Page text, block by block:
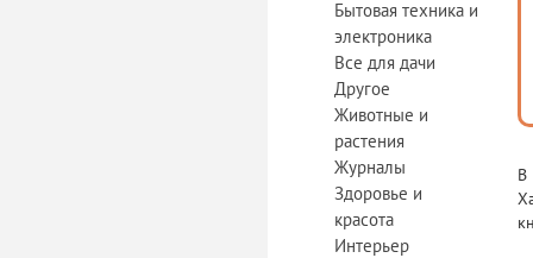
Бытовая техника и
электроника
Все для дачи
Другое
Животные и
растения
Журналы
Здоровье и
красота
Интерьер
В